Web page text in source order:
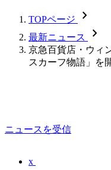
TOPページ chevron_forward
最新ニュース chevron_forward
京急百貨店・ウィ
スカーフ物語」を
ニュースを受信
x